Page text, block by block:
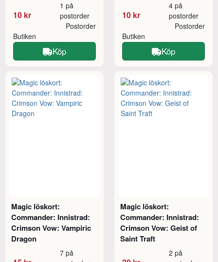
10 kr
1 på
postorder
Butiken
Postorder
Köp
10 kr
4 på
postorder
Butiken
Postorder
Köp
Magic löskort:
Commander: Innistrad:
Crimson Vow: Vampiric
Dragon
7 på
Magic löskort:
Commander: Innistrad:
Crimson Vow: Geist of
Saint Traft
2 på